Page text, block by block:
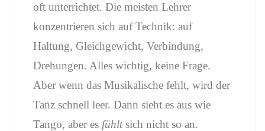
oft unterrichtet. Die meisten Lehrer
konzentrieren sich auf Technik: auf
Haltung, Gleichgewicht, Verbindung,
Drehungen. Alles wichtig, keine Frage.
Aber wenn das Musikalische fehlt, wird der
Tanz schnell leer. Dann sieht es aus wie
Tango, aber es fühltsich nicht so an.